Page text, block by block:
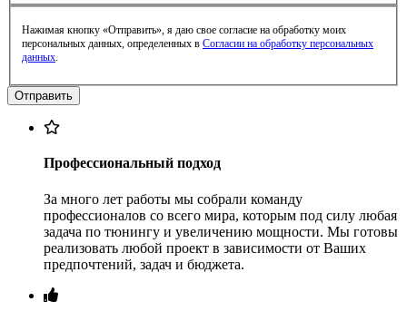
Нажимая кнопку «Отправить», я даю свое согласие на обработку моих
персональных данных, определенных в Согласии на обработку персональных
данных.
Профессиональный подход
За много лет работы мы собрали команду
профессионалов со всего мира, которым под силу любая
задача по тюнингу и увеличению мощности. Мы готовы
реализовать любой проект в зависимости от Ваших
предпочтений, задач и бюджета.